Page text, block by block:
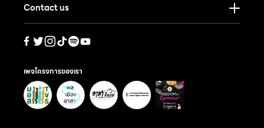
Contact us
เพจโครงการของเรา